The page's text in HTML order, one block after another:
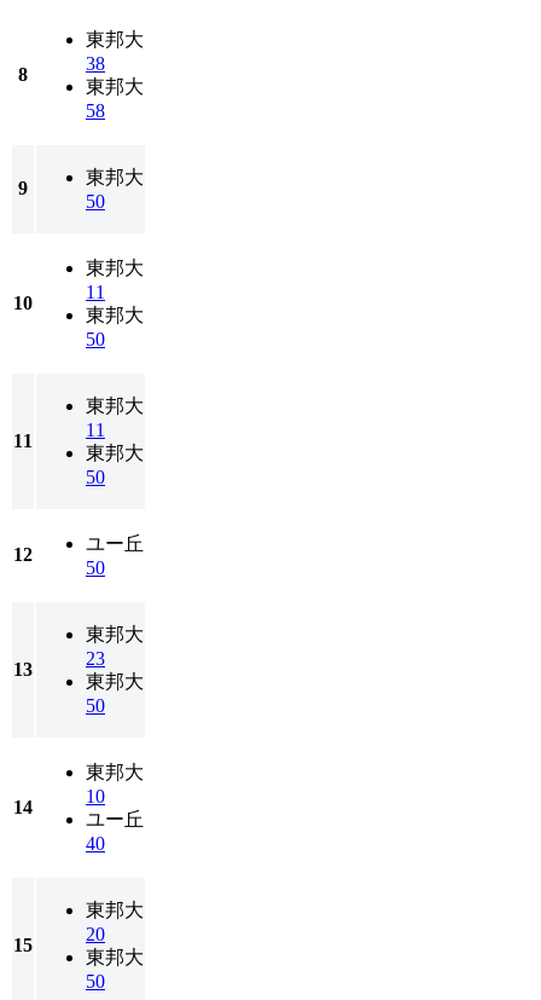
8
東邦大
38
東邦大
58
9
東邦大
50
10
東邦大
11
東邦大
50
11
東邦大
11
東邦大
50
12
ユー丘
50
13
東邦大
23
東邦大
50
14
東邦大
10
ユー丘
40
15
東邦大
20
東邦大
50